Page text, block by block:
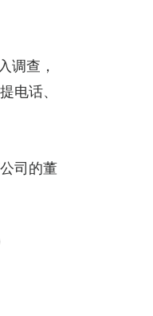
调查，
电话、
司的董